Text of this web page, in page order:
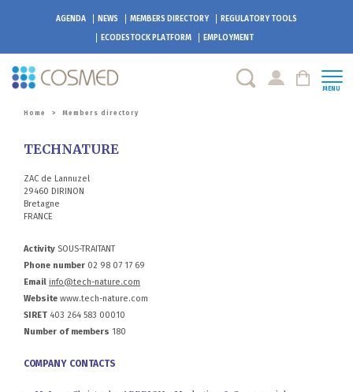
AGENDA NEWS MEMBERS DIRECTORY
REGULATORY TOOLS
ECODESTOCK PLATFORM EMPLOYMENT
MENU
Home > Members directory
TECHNATURE
ZAC de Lannuzel
29460 DIRINON
Bretagne
FRANCE
Activity SOUS-TRAITANT
Phone number 02 98 07 17 69
Email info@tech-nature.com
Website www.tech-nature.com
SIRET 403 264 583 00010
Number of members 180
COMPANY CONTACTS